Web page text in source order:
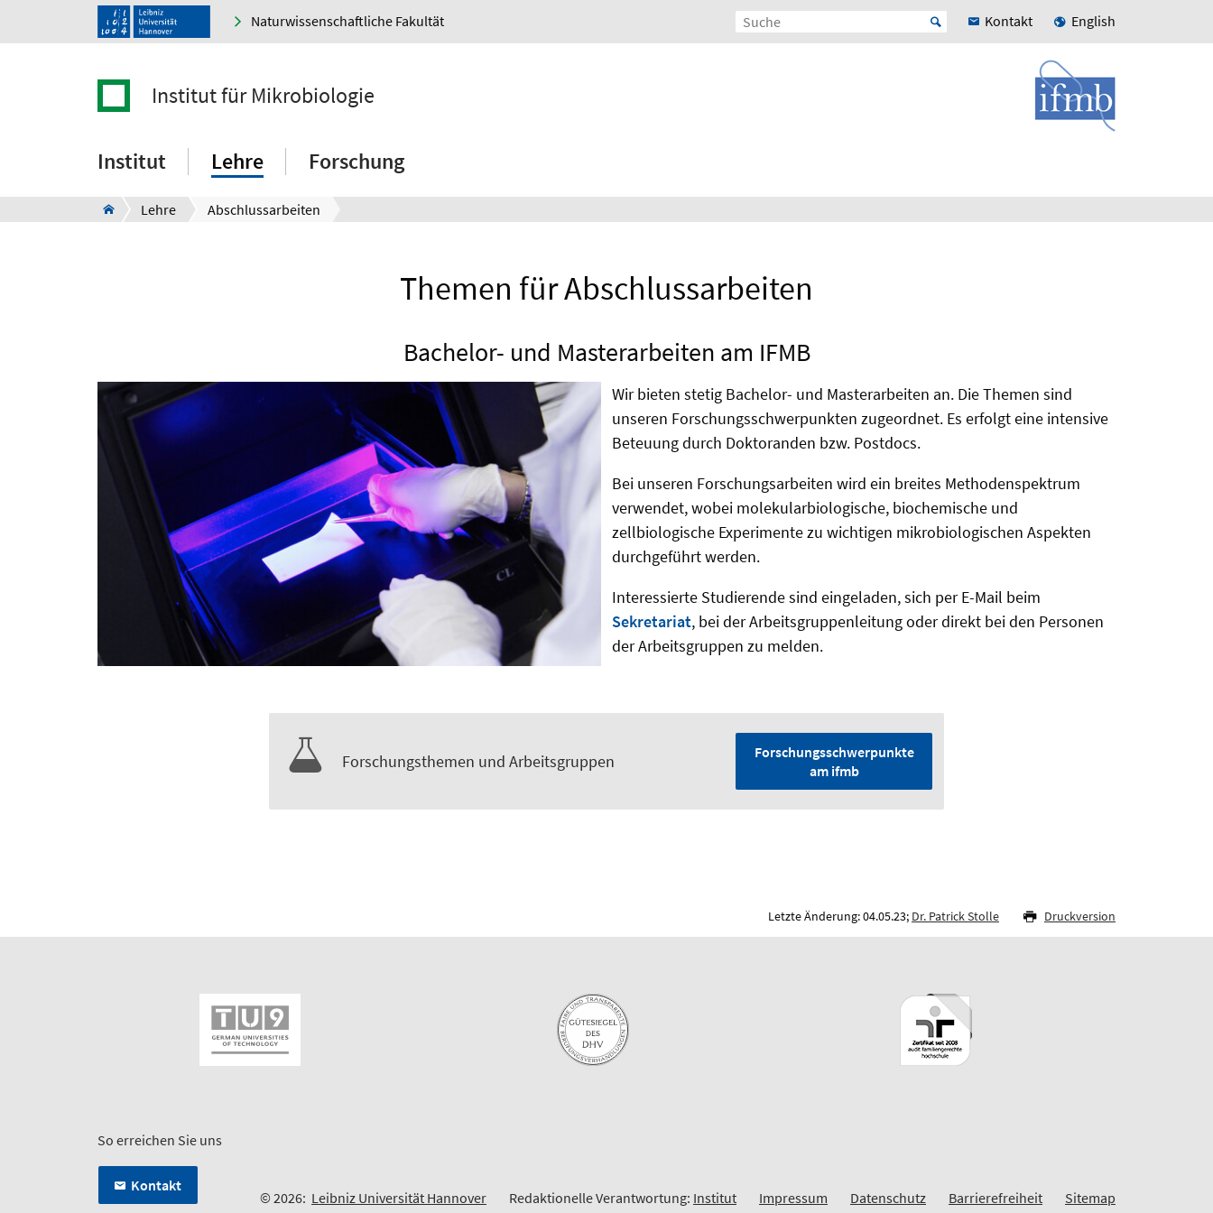
Naturwissenschaftliche Fakultät Kontakt English
Institut für Mikrobiologie
Institut Lehre Forschung
Lehre Abschlussarbeiten
Themen für Abschlussarbeiten
Bachelor- und Masterarbeiten am IFMB
Wir bieten stetig Bachelor- und Masterarbeiten an. Die Themen sind
unseren Forschungsschwerpunkten zugeordnet. Es erfolgt eine intensive
Beteuung durch Doktoranden bzw. Postdocs.
Bei unseren Forschungsarbeiten wird ein breites Methodenspektrum
verwendet, wobei molekularbiologische, biochemische und
zellbiologische Experimente zu wichtigen mikrobiologischen Aspekten
durchgeführt werden.
Interessierte Studierende sind eingeladen, sich per E-Mail beim
Sekretariat, bei der Arbeitsgruppenleitung oder direkt bei den Personen
der Arbeitsgruppen zu melden.
Forschungsthemen und Arbeitsgruppen
Forschungsschwerpunkte
am ifmb
Letzte Änderung: 04.05.23; Dr. Patrick Stolle Druckversion
So erreichen Sie uns
Kontakt
© 2026: Leibniz Universität Hannover Redaktionelle Verantwortung: Institut Impressum Datenschutz Barrierefreiheit Sitemap